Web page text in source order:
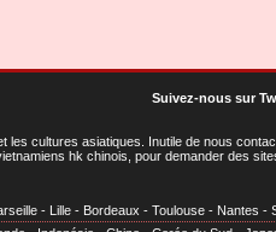
Suivez-nous sur
les cultures asiatiques . Inutile de nous
hk chinois, pour demander des
- Lille - Bordeaux - Toulouse - Nantes -